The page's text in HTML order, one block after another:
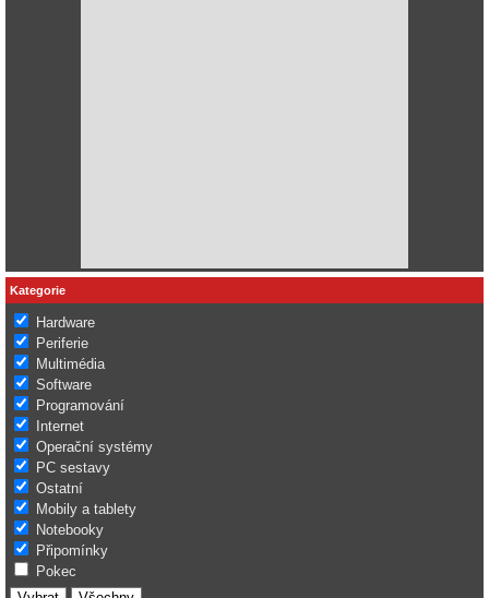
Kategorie
Hardware
Periferie
Multimédia
Software
Programování
Internet
Operační systémy
PC sestavy
Ostatní
Mobily a tablety
Notebooky
Připomínky
Pokec